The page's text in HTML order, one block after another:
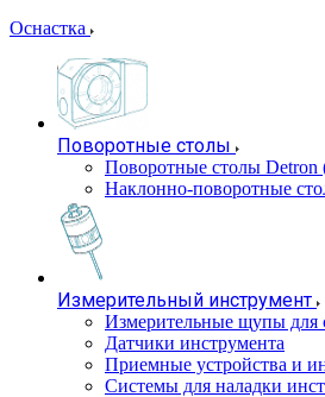
Оснастка
Поворотные столы
Поворотные столы Detron
Наклонно-поворотные
Измерительный инструмент
Измерительные щупы для
Датчики инструмента
Приемные устройства и
Системы для наладки